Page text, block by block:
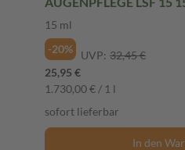
15 ml
-20%
UVP: 32,45 €
25,95 €
1.730,00 € / 1 l
sofort lieferbar
In den